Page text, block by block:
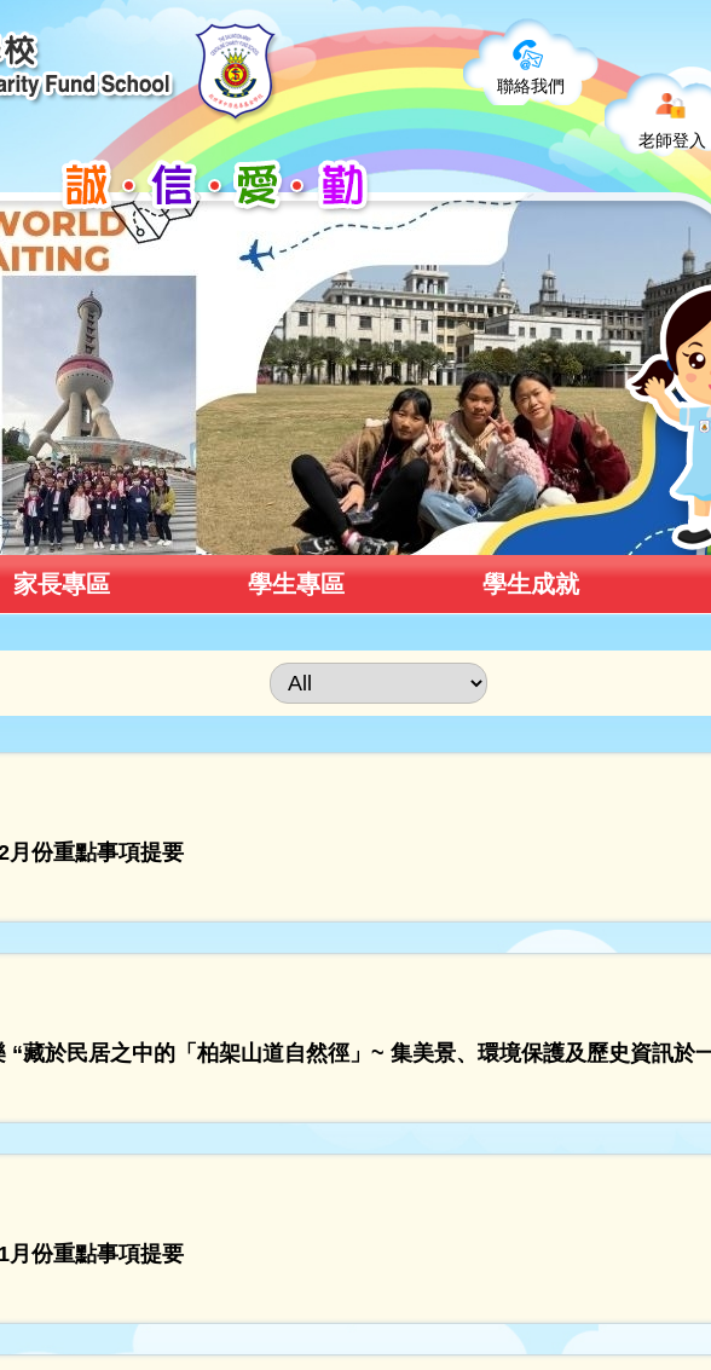
聯絡我們
老師登入
家長專區 學生專區 學生成就
月份重點事項提要
“藏於民居之中的「柏架山道自然徑」~ 集美景、環境保護及歷史資訊於
月份重點事項提要